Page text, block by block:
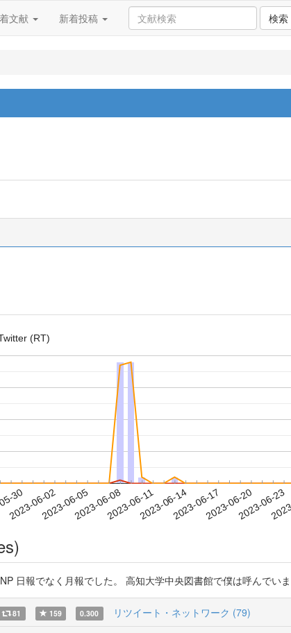
文献 新着投稿 検索
(RT)
30
2023-06-022023-06-052023-06-082023-06-112023-06-142023-06-172023-06-202023-06-23
日報でなく月報でした。 高知大学中央図書館で僕は呼んでい
81 159 0.300 リツイート・ネットワーク (79)